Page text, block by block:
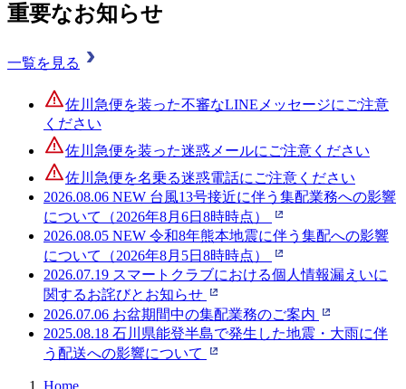
重要なお知らせ
一覧を見る
佐川急便を装った不審なLINEメッセージにご注意
ください
佐川急便を装った迷惑メールにご注意ください
佐川急便を名乗る迷惑電話にご注意ください
2026.08.06 NEW 台風13号接近に伴う集配業務への影響
について（2026年8月6日8時時点）
2026.08.05 NEW 令和8年熊本地震に伴う集配への影響
について（2026年8月5日8時時点）
2026.07.19 スマートクラブにおける個人情報漏えいに
関するお詫びとお知らせ
2026.07.06 お盆期間中の集配業務のご案内
2025.08.18 石川県能登半島で発生した地震・大雨に伴
う配送への影響について